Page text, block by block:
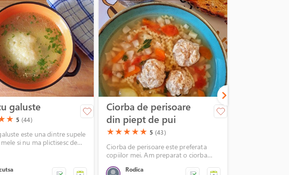
galuste
(*)
★ 5 (44)
este una dintre supele
si nu ma plictisesc de
Ciorba de perisoare
din piept de pui
(*)
★(*)
★(*)
★(*)
★(*)
★ 5 (43)
Ciorba de perisoare este preferata
copiilor mei. Am preparat o ciorba
Un succes total mai ales ca am folosit
Rodica